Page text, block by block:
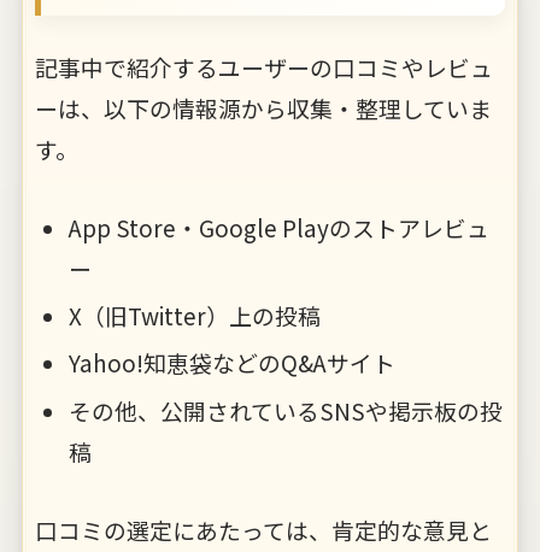
記事中で紹介するユーザーの口コミやレビュ
ーは、以下の情報源から収集・整理していま
す。
App Store・Google Playのストアレビュ
ー
X（旧Twitter）上の投稿
Yahoo!知恵袋などのQ&Aサイト
その他、公開されているSNSや掲示板の投
稿
口コミの選定にあたっては、肯定的な意見と